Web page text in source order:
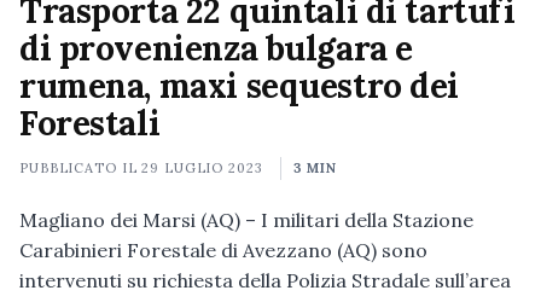
Trasporta 22 quintali di tartufi
di provenienza bulgara e
rumena, maxi sequestro dei
Forestali
PUBBLICATO IL29 LUGLIO 2023 3 MIN
Magliano dei Marsi (AQ) – I militari della Stazione
Carabinieri Forestale di Avezzano (AQ) sono
intervenuti su richiesta della Polizia Stradale sull’area